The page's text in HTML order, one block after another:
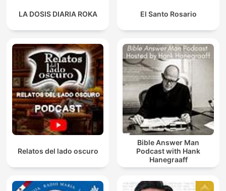
LA DOSIS DIARIA ROKA El Santo Rosario
Relatos del lado oscuro
Bible Answer Man
Podcast with Hank
Hanegraaff